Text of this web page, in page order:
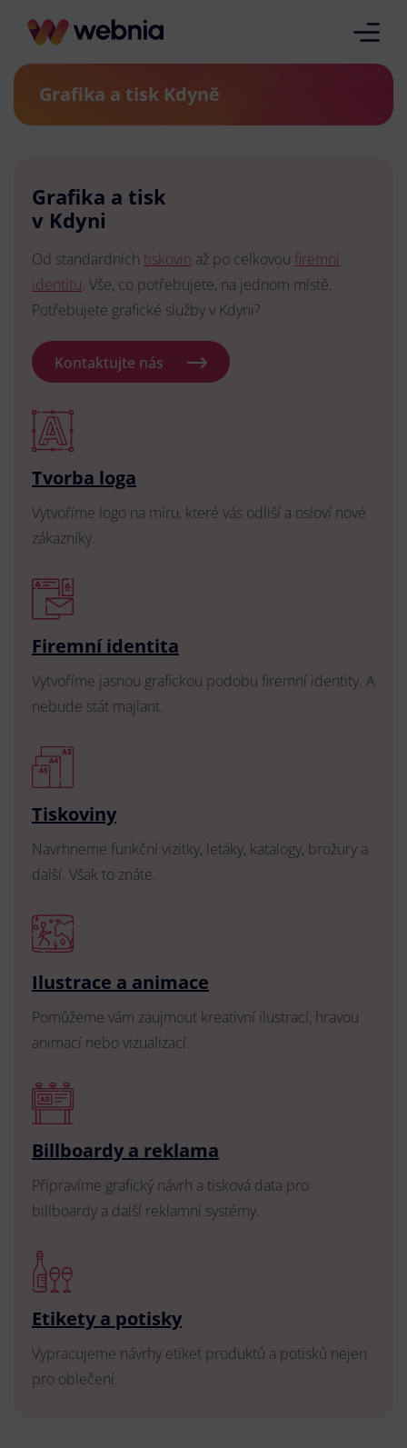
Grafika a tisk Kdyně
Grafika a tisk
v Kdyni
Od standardních tiskovin až po celkovou firemní
identitu. Vše, co potřebujete, na jednom místě.
Potřebujete grafické služby v Kdyni?
Kontaktujte nás
Tvorba loga
Vytvoříme logo na míru, které vás odliší a osloví nové
zákazníky.
Firemní identita
Vytvoříme jasnou grafickou podobu firemní identity. A
nebude stát majlant.
Tiskoviny
Navrhneme funkční vizitky, letáky, katalogy, brožury a
další. Však to znáte.
Ilustrace a animace
Pomůžeme vám zaujmout kreativní ilustrací, hravou
animací nebo vizualizací.
Billboardy a reklama
Připravíme grafický návrh a tisková data pro
billboardy a další reklamní systémy.
Etikety a potisky
Vypracujeme návrhy etiket produktů a potisků nejen
pro oblečení.